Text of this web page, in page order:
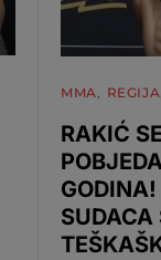
MMA REGIJA
RAKIĆ
SUDACA